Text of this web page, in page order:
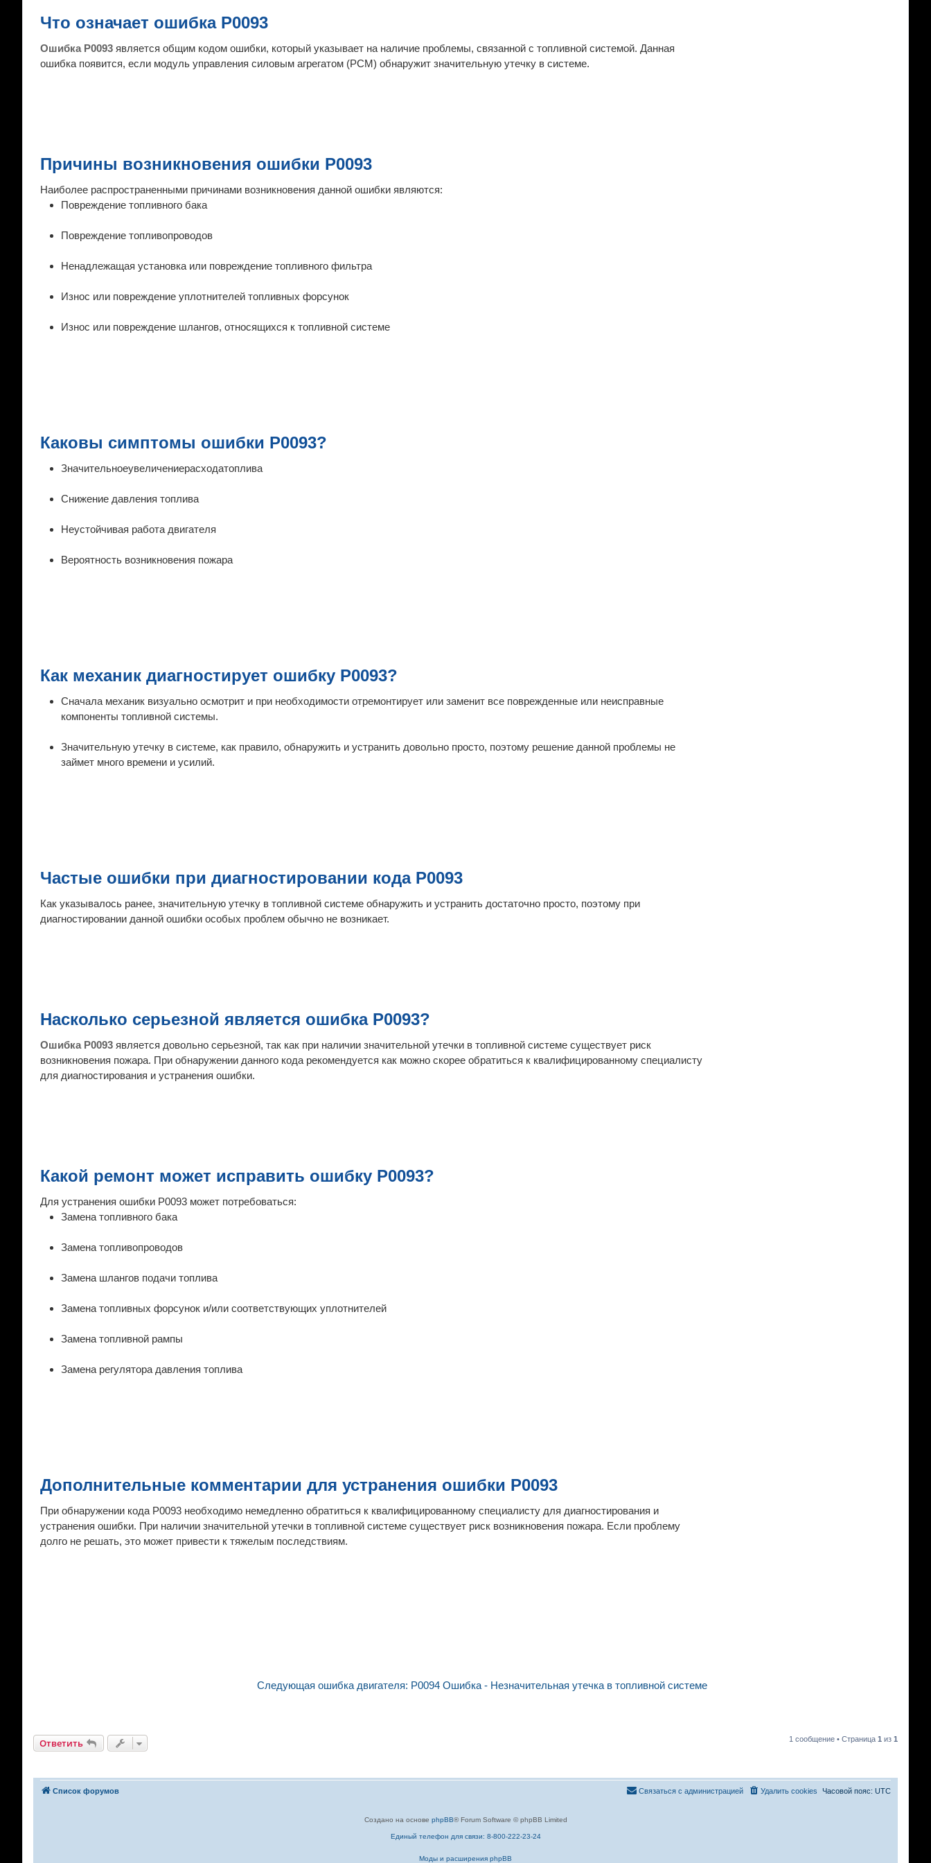
Что означает ошибка P0093
Ошибка P0093 является общим кодом ошибки, который указывает на наличие проблемы, связанной с топливной системой. Данная
ошибка появится, если модуль управления силовым агрегатом (PCM) обнаружит значительную утечку в системе.
Причины возникновения ошибки P0093
Наиболее распространенными причинами возникновения данной ошибки являются:
Повреждение топливного бака
Повреждение топливопроводов
Ненадлежащая установка или повреждение топливного фильтра
Износ или повреждение уплотнителей топливных форсунок
Износ или повреждение шлангов, относящихся к топливной системе
Каковы симптомы ошибки P0093?
Значительноеувеличениерасходатоплива
Снижение давления топлива
Неустойчивая работа двигателя
Вероятность возникновения пожара
Как механик диагностирует ошибку P0093?
Сначала механик визуально осмотрит и при необходимости отремонтирует или заменит все поврежденные или неисправные
компоненты топливной системы.
Значительную утечку в системе, как правило, обнаружить и устранить довольно просто, поэтому решение данной проблемы не
займет много времени и усилий.
Частые ошибки при диагностировании кода P0093
Как указывалось ранее, значительную утечку в топливной системе обнаружить и устранить достаточно просто, поэтому при
диагностировании данной ошибки особых проблем обычно не возникает.
Насколько серьезной является ошибка P0093?
Ошибка P0093 является довольно серьезной, так как при наличии значительной утечки в топливной системе существует риск
возникновения пожара. При обнаружении данного кода рекомендуется как можно скорее обратиться к квалифицированному специалисту
для диагностирования и устранения ошибки.
Какой ремонт может исправить ошибку P0093?
Для устранения ошибки P0093 может потребоваться:
Замена топливного бака
Замена топливопроводов
Замена шлангов подачи топлива
Замена топливных форсунок и/или соответствующих уплотнителей
Замена топливной рампы
Замена регулятора давления топлива
Дополнительные комментарии для устранения ошибки P0093
При обнаружении кода P0093 необходимо немедленно обратиться к квалифицированному специалисту для диагностирования и
устранения ошибки. При наличии значительной утечки в топливной системе существует риск возникновения пожара. Если проблему
долго не решать, это может привести к тяжелым последствиям.
Следующая ошибка двигателя: P0094 Ошибка - Незначительная утечка в топливной системе
Ответить 1 сообщение • Страница 1 из 1
Список форумов Часовой пояс: UTC
Удалить cookies
Связаться с администрацией
Создано на основе phpBB® Forum Software © phpBB Limited
Единый телефон для связи: 8-800-222-23-24
Моды и расширения phpBB